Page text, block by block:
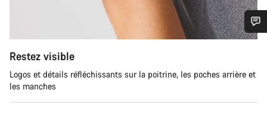
Restez visible
Logos et détails réfléchissants sur la poitrine, les poches arrière et
les manches
Besoin d’aide ?
Nos experts du service client vous attendent pour
répondre à vos questions.